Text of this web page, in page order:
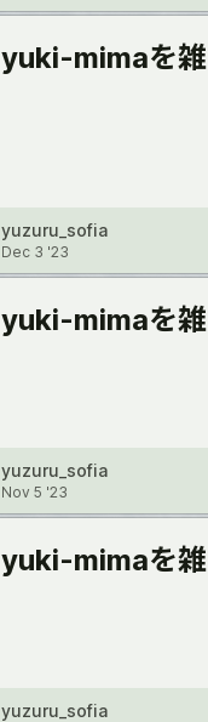
yuki-mimaを
yuzuru_sofia
Dec 3 '23
yuki-mimaを
yuzuru_sofia
Nov 5 '23
yuki-mimaを
yuzuru_sofia